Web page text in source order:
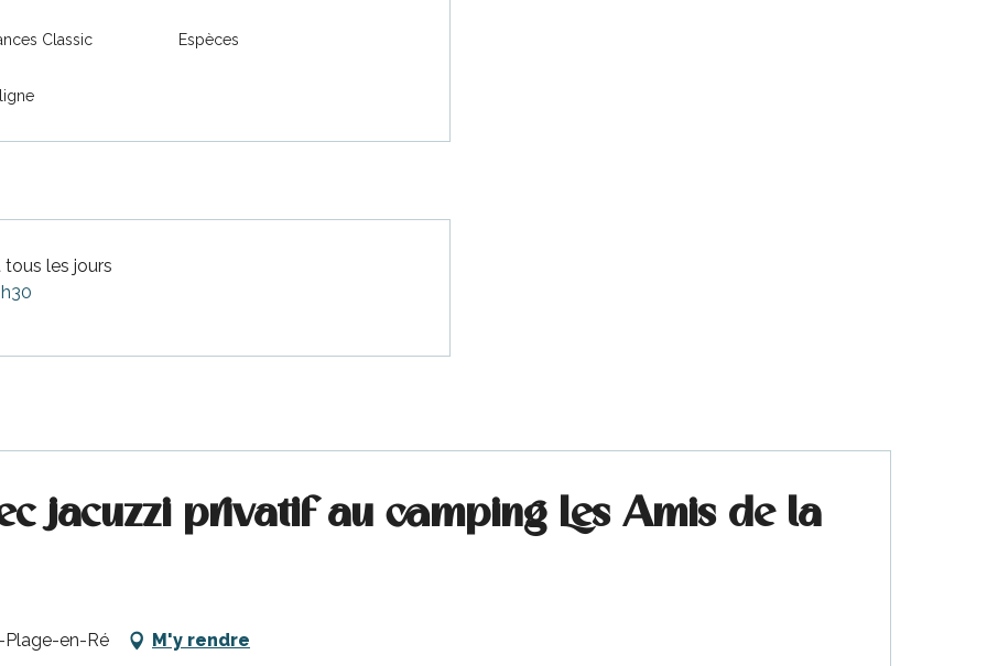
Classic Espèces
les jours
jacuzzi privatif au camping Les Amis de la
Plage-en-Ré M'y rendre